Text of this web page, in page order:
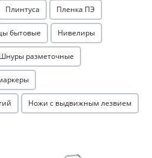
Плинтуса Пленка ПЭ
бытовые Нивелиры
Шнуры разметочные
Ножи с выдвижным лезвием